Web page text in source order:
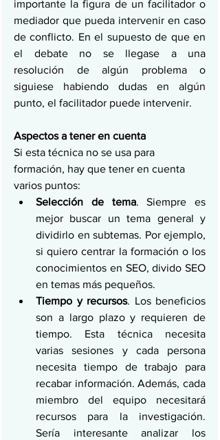
importante la figura de un facilitador o
mediador que pueda intervenir en caso
de conflicto. En el supuesto de que en
el debate no se llegase a una
resolución de algún problema o
siguiese habiendo dudas en algún
punto, el facilitador puede intervenir.
Aspectos a tener en cuenta
Si esta técnica no se usa para
formación, hay que tener en cuenta
varios puntos:
Selección de tema. Siempre es
mejor buscar un tema general y
dividirlo en subtemas. Por ejemplo,
si quiero centrar la formación o los
conocimientos en SEO, divido SEO
en temas más pequeños.
Tiempo y recursos. Los beneficios
son a largo plazo y requieren de
tiempo. Esta técnica necesita
varias sesiones y cada persona
necesita tiempo de trabajo para
recabar información. Además, cada
miembro del equipo necesitará
recursos para la investigación.
Sería interesante analizar los